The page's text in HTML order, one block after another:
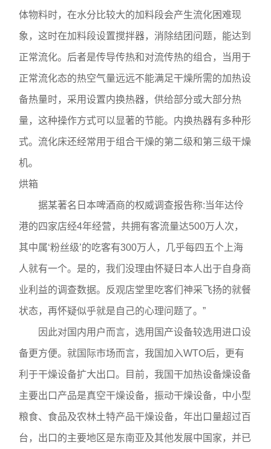
体物料时，在水分比较大的加料段会产生流化困难现
象，这时在加料段设置搅拌器，消除结团问题，能达到
正常流化。后者是传导传热和对流传热的组合，当用于
正常流化态的热空气量远远不能满足干燥所需的加热设
备热量时，采用设置内换热器，供给部分或大部分热
量，这种操作方式可以显著的节能。内换热器有多种形
式。流化床还经常用于组合干燥的第二级和第三级干燥
机。
烘箱
据某著名日本啤酒商的权威调查报告称:当年达伶
港的四家店经4年经营，共拥有客流量达500万人次，
其中属‘粉丝级’的吃客有300万人，几乎每四五个上海
人就有一个。是的，我们没理由怀疑日本人出于自身商
业利益的调查数据。反观店堂里吃客们神采飞扬的就餐
状态，再怀疑似乎就是自己的心理问题了。”
因此对国内用户而言，选用国产设备较选用进口设
备更方便。就国际市场而言，我国加入WTO后，更有
利于干燥设备扩大出口。目前，我国干加热设备燥设备
主要出口产品是真空干燥设备，振动干燥设备，中小型
粮食、食品及农林土特产品干燥设备，年出口量超过百
台，出口的主要地区是东南亚及其他发展中国家，并已